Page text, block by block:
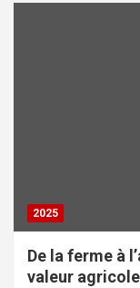
2025
De la ferme à
valeur